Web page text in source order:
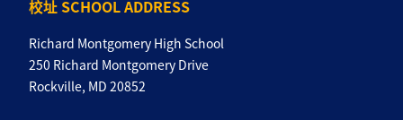
校址 SCHOOL ADDRESS
Richard Montgomery High School
250 Richard Montgomery Drive
Rockville, MD 20852